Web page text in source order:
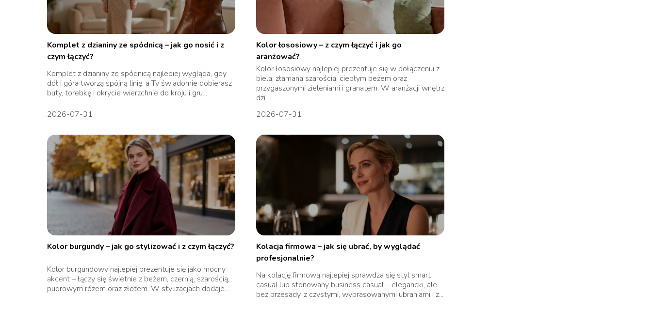
Komplet z dzianiny ze spódnicą – jak go nosić i z
czym łączyć?
Komplet z dzianiny ze spódnicą najlepiej wygląda, gdy
dół i góra tworzą spójną linię, a Ty świadomie dobierasz
buty, torebkę i okrycie wierzchnie do kroju i gru...
2026-07-31
Kolor łososiowy – z czym łączyć i jak go
aranżować?
Kolor łososiowy najlepiej prezentuje się w połączeniu z
bielą, złamaną szarością, ciepłym beżem oraz
przygaszonymi zieleniami i granatem. W aranżacji wnętrz
dzi...
2026-07-31
Kolor burgundy – jak go stylizować i z czym łączyć?
Kolor burgundowy najlepiej prezentuje się jako mocny
akcent – łączy się świetnie z beżem, czernią, szarością,
pudrowym różem oraz złotem. W stylizacjach dodaje...
Kolacja firmowa – jak się ubrać, by wyglądać
profesjonalnie?
Na kolację firmową najlepiej sprawdza się styl smart
casual lub stonowany business casual – elegancki, ale
bez przesady, z czystymi, wyprasowanymi ubraniami i z...